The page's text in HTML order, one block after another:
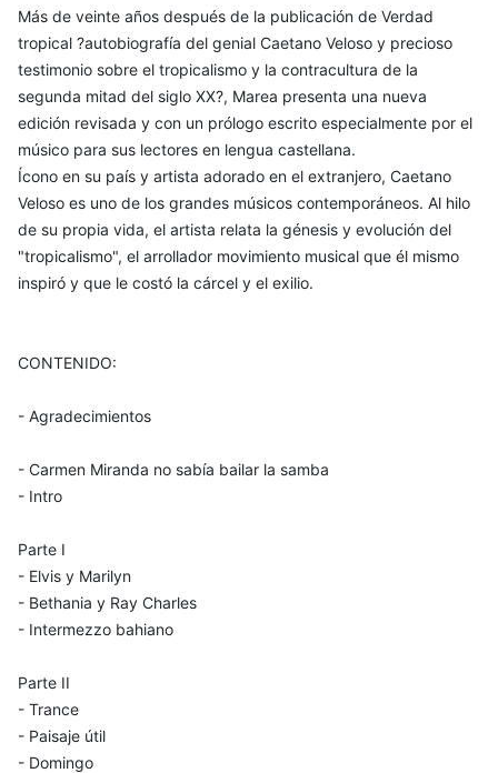
Más de veinte años después de la publicación de Verdad
tropical ?autobiografía del genial Caetano Veloso y precioso
testimonio sobre el tropicalismo y la contracultura de la
segunda mitad del siglo XX?, Marea presenta una nueva
edición revisada y con un prólogo escrito especialmente por el
músico para sus lectores en lengua castellana.
Ícono en su país y artista adorado en el extranjero, Caetano
Veloso es uno de los grandes músicos contemporáneos. Al hilo
de su propia vida, el artista relata la génesis y evolución del
"tropicalismo", el arrollador movimiento musical que él mismo
inspiró y que le costó la cárcel y el exilio.
CONTENIDO:
- Agradecimientos
- Carmen Miranda no sabía bailar la samba
- Intro
Parte I
- Elvis y Marilyn
- Bethania y Ray Charles
- Intermezzo bahiano
Parte II
- Trance
- Paisaje útil
- Domingo